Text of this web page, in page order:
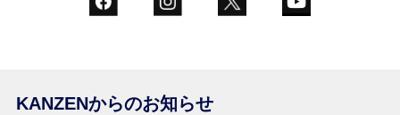
KANZENからのお知らせ